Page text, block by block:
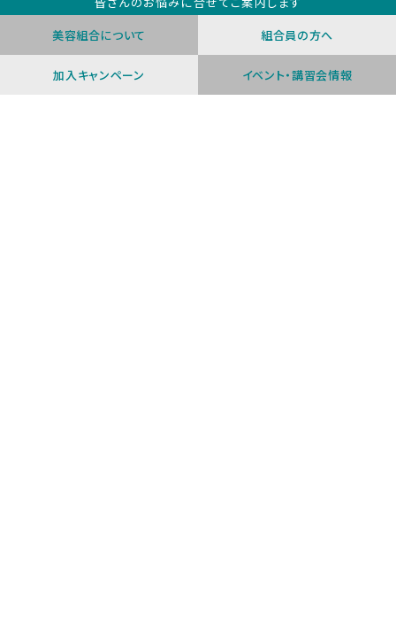
美容組合について 組合員の方へ
加入キャンペーン イベント・講習会情報
フーバスペシャルステージ
月例会
福岡県代表選手選考会
TEAM J・1 勉強会